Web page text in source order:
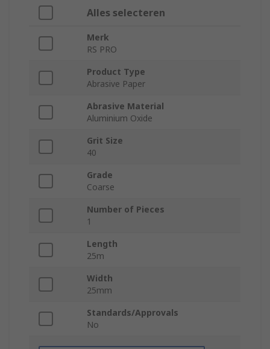
Alles selecteren
Merk
RS PRO
Product Type
Abrasive Paper
Abrasive Material
Aluminium Oxide
Grit Size
40
Grade
Coarse
Number of Pieces
1
Length
25m
Width
25mm
Standards/Approvals
No